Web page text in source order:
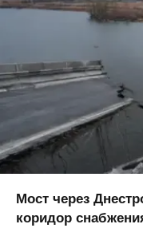
Мост через
коридор